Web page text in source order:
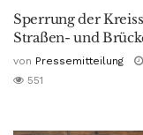
Sperrung der
Straßen- und
von Pressemitteilung
551